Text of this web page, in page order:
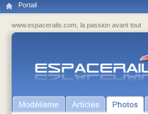
Portail
www.espacerails.com, la passion avant tout